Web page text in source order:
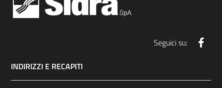
Seguici su:
INDIRIZZI E RECAPITI